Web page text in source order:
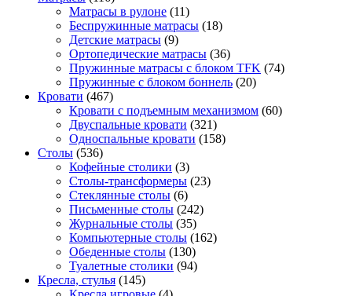
Матрасы в рулоне (11)
Беспружинные матрасы (18)
Детские матрасы (9)
Ортопедические матрасы (36)
Пружинные матрасы с блоком TFK (74)
Пружинные с блоком боннель (20)
Кровати (467)
Кровати с подъемным механизмом (60)
Двуспальные кровати (321)
Односпальные кровати (158)
Столы (536)
Кофейные столики (3)
Столы-трансформеры (23)
Стеклянные столы (6)
Письменные столы (242)
Журнальные столы (35)
Компьютерные столы (162)
Обеденные столы (130)
Туалетные столики (94)
Кресла, стулья (145)